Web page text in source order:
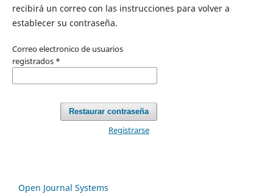
recibirá un correo con las instrucciones para volver a
establecer su contraseña.
Correo electronico de usuarios
registrados *
Restaurar contraseña
Registrarse
Open Journal Systems